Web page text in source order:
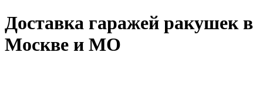
Доставка гаражей ракушек в
Москве и МО